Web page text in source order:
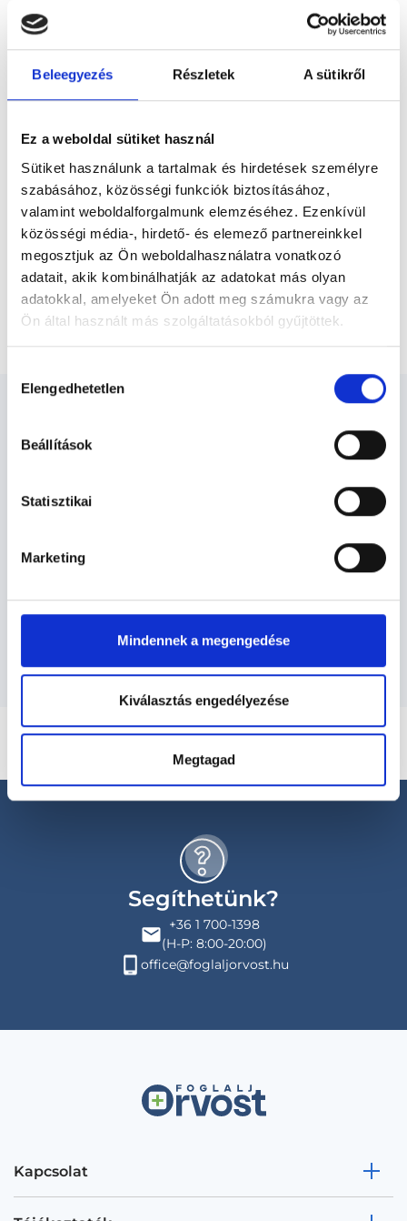
Beleegyezés Részletek A sütikről
Ez a weboldal sütiket használ
Sütiket használunk a tartalmak és hirdetések személyre
szabásához, közösségi funkciók biztosításához,
valamint weboldalforgalmunk elemzéséhez. Ezenkívül
közösségi média-, hirdető- és elemező partnereinkkel
megosztjuk az Ön weboldalhasználatra vonatkozó
adatait, akik kombinálhatják az adatokat más olyan
adatokkal, amelyeket Ön adott meg számukra vagy az
Ön által használt más szolgáltatásokból gyűjtöttek.
szabályzat:https://foglaljorvost.hu/info/foglaljorvost-
kiválasztása
Elengedhetetlen
Beállítások
Statisztikai
Marketing
Mindennek a megengedése
Kiválasztás engedélyezése
Megtagad
életemnek, 5 évesen kezdtem táncolni,
Előző* Szakorvos jelölt (rezidens): általános orvosi oklevéllel rendelkező
orvos, aki jogszabályok szerinti szakorvosi szakképesítés
önállóan nem végezhető szakmai tevékenységért teljes
felelősséggel tartozik és azt közvetlenül felügyeli az egészségügyi
szolgáltató szakorvosa az első részvizsgáig, utána pedig a
szakorvosjelölt önállóan láthat el feladatokat. A foglaljorvost.hu
felelősségét kizárja esetleges névazonosságért bármely szakorvos
és szakorvosjelölt esetén.
Főoldal
Komplex légzési rehabilitációs fizikoterápia első
alkalom
Gyógytorna TERÜLETHEZ KAPCSOLÓDÓ
Segíthetünk?
+36 1 700-1398
(H-P: 8:00-20:00)
office@foglaljorvost.hu
Kapcsolat